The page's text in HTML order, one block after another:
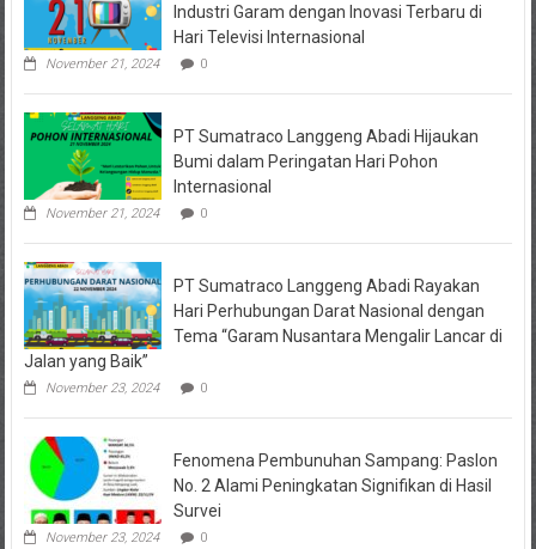
Industri Garam dengan Inovasi Terbaru di
Hari Televisi Internasional
November 21, 2024 0
PT Sumatraco Langgeng Abadi Hijaukan
Bumi dalam Peringatan Hari Pohon
Internasional
November 21, 2024 0
PT Sumatraco Langgeng Abadi Rayakan
Hari Perhubungan Darat Nasional dengan
Tema “Garam Nusantara Mengalir Lancar di
Jalan yang Baik”
November 23, 2024 0
Fenomena Pembunuhan Sampang: Paslon
No. 2 Alami Peningkatan Signifikan di Hasil
Survei
November 23, 2024 0